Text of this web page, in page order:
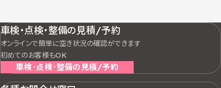
車検・点検・整備の見積/予約
オンラインで簡単に空き状況の確認ができます
初めてのお客様もOK
車検･点検･整備の見積/予約